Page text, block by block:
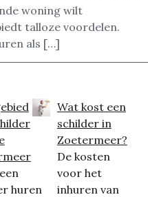
woning wilt
talloze voordelen.
als […]
huren
Wat kost een
schilder in
Zoetermeer?
De kosten
voor het
inhuren van